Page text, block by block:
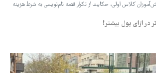
کلاس اولی، حکایت از تکرار قصه ‌نام‌نویسی به شرط هزینه
ازای پول بیشتر!